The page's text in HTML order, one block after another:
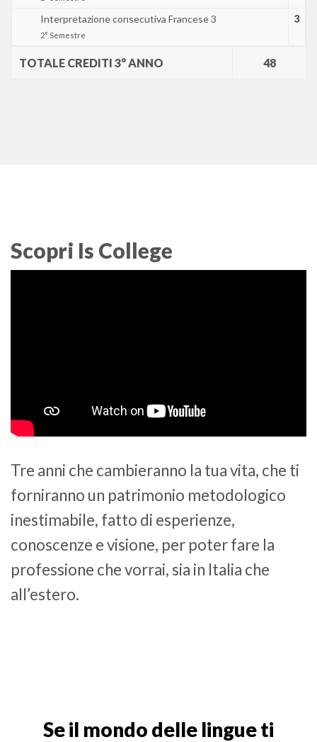
Interpretazione consecutiva Francese 3
2° Semestre
3
TOTALE CREDITI 3° ANNO 48
Scopri Is College
Tre anni che cambieranno la tua vita, che ti
forniranno un patrimonio metodologico
inestimabile, fatto di esperienze,
conoscenze e visione, per poter fare la
professione che vorrai, sia in Italia che
all’estero.
Se il mondo delle lingue ti